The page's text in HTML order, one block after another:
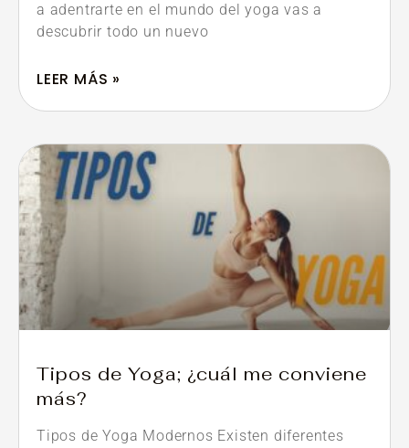
a adentrarte en el mundo del yoga vas a
descubrir todo un nuevo
LEER MÁS »
Tipos de Yoga; ¿cuál me conviene
más?
Tipos de Yoga Modernos Existen diferentes